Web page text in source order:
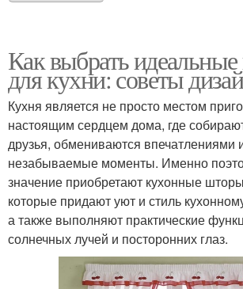
Как выбрать
для кухни: советы
Кухня является не просто местом
настоящим сердцем дома, где
друзья, обмениваются впечатлениями
незабываемые моменты. Именно
значение приобретают кухонные
которые придают уют и стиль
а также выполняют практические
солнечных лучей и посторонних глаз.